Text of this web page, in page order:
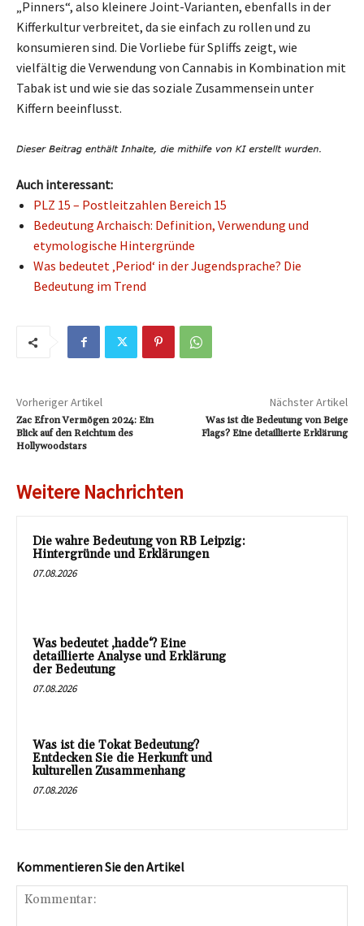
„Pinners“, also kleinere Joint-Varianten, ebenfalls in der
Kifferkultur verbreitet, da sie einfach zu rollen und zu
konsumieren sind. Die Vorliebe für Spliffs zeigt, wie
vielfältig die Verwendung von Cannabis in Kombination mit
Tabak ist und wie sie das soziale Zusammensein unter
Kiffern beeinflusst.
Auch interessant:
PLZ 15 – Postleitzahlen Bereich 15
Bedeutung Archaisch: Definition, Verwendung und
etymologische Hintergründe
Was bedeutet ‚Period‘ in der Jugendsprache? Die
Bedeutung im Trend
Vorheriger Artikel
Zac Efron Vermögen 2024: Ein
Blick auf den Reichtum des
Hollywoodstars
Nächster Artikel
Was ist die Bedeutung von Beige
Flags? Eine detaillierte Erklärung
Weitere Nachrichten
Die wahre Bedeutung von RB Leipzig:
Hintergründe und Erklärungen
07.08.2026
Was bedeutet ‚hadde‘? Eine
detaillierte Analyse und Erklärung
der Bedeutung
07.08.2026
Was ist die Tokat Bedeutung?
Entdecken Sie die Herkunft und
kulturellen Zusammenhang
07.08.2026
Kommentieren Sie den Artikel